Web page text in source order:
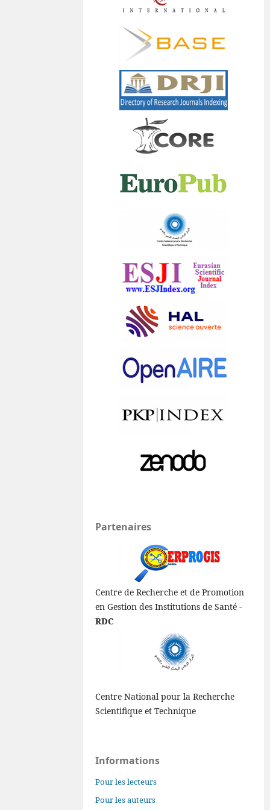
Partenaires
Centre de Recherche et de Promotion
en Gestion des Institutions de Santé -
RDC
Centre National pour la Recherche
Scientifique et Technique
Informations
Pour les lecteurs
Pour les auteurs